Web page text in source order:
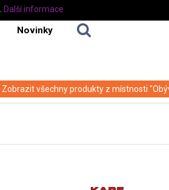
Novinky
Zobrazit všechny produkty z místnosti
Další informace